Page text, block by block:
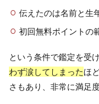
伝えたのは名前と生
初回無料ポイントの
という条件で鑑定を受
わず涙してしまったほ
さもあり、非常に満足